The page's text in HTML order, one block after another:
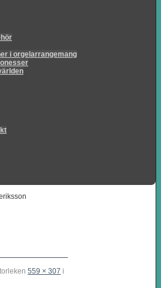
i orgelarrangemang
559 × 307 i